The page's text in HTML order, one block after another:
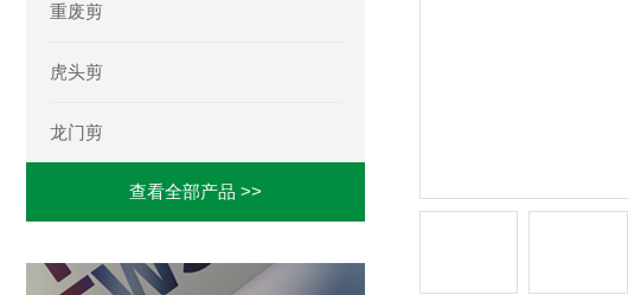
重废剪
虎头剪
龙门剪
查看全部产品 >>